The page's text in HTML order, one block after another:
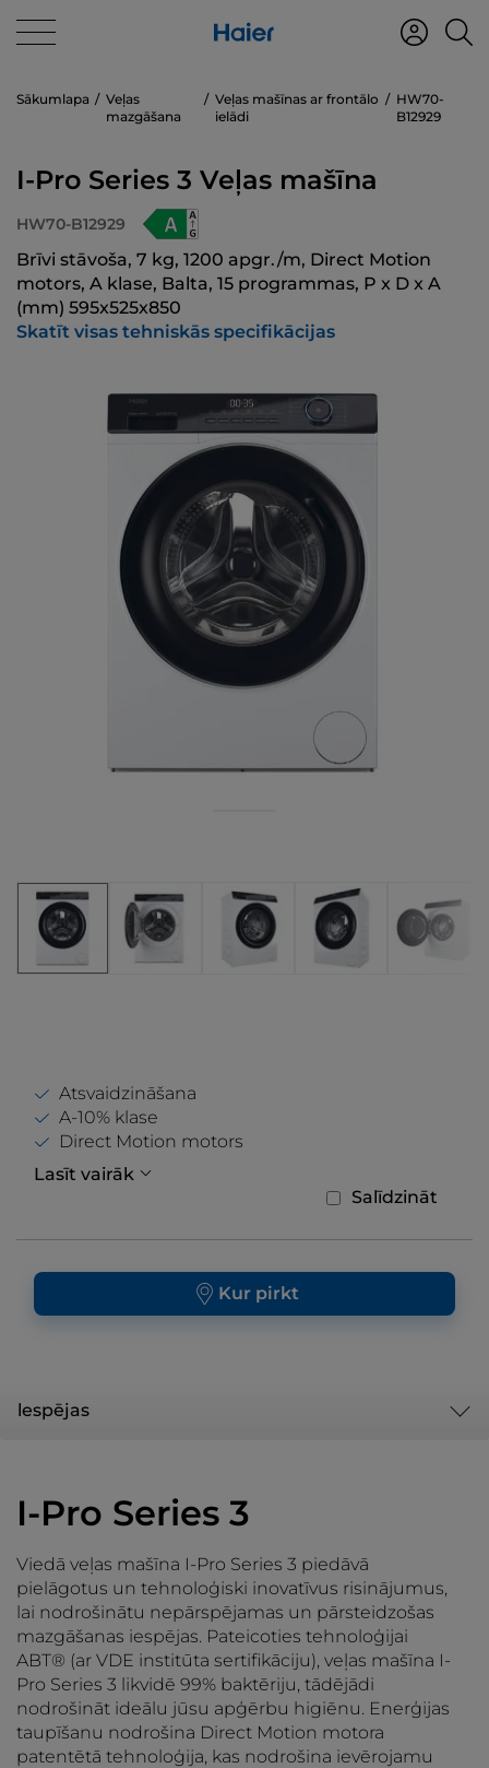
Sākumlapa
Veļas
mazgāšana
Veļas mašīnas ar frontālo
ielādi
HW70-
B12929
I-Pro Series 3 Veļas mašīna
HW70-B12929
Brīvi stāvoša, 7 kg, 1200 apgr./m, Direct Motion
motors, A klase, Balta, 15 programmas, P x D x A
(mm) 595x525x850
Skatīt visas tehniskās specifikācijas
Atsvaidzināšana
A-10% klase
Direct Motion motors
Lasīt vairāk
Salīdzināt
Kur pirkt
lespējas
I-Pro Series 3
Viedā veļas mašīna I-Pro Series 3 piedāvā
pielāgotus un tehnoloģiski inovatīvus risinājumus,
lai nodrošinātu nepārspējamas un pārsteidzošas
mazgāšanas iespējas. Pateicoties tehnoloģijai
ABT® (ar VDE institūta sertifikāciju), veļas mašīna I-
Pro Series 3 likvidē 99% baktēriju, tādējādi
nodrošināt ideālu jūsu apģērbu higiēnu. Enerģijas
taupīšanu nodrošina Direct Motion motora
patentētā tehnoloģija, kas nodrošina ievērojamu